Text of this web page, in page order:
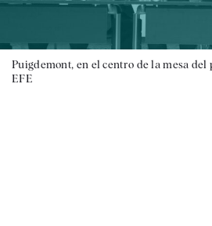
Puigdemont, en el centro de la mesa
EFE